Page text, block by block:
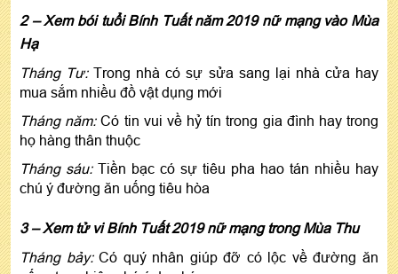
2 – Xem bói tuổi Bính Tuất năm 2019 nữ mạng vào Mùa
Hạ
Tháng Tư:Trong nhà có sự sửa sang lại nhà cửa hay
mua sắm nhiều đồ vật dụng mới
Tháng năm:Có tin vui về hỷ tín trong gia đình hay trong
họ hàng thân thuộc
Tháng sáu:Tiền bạc có sự tiêu pha hao tán nhiều hay
chú ý đường ăn uống tiêu hòa
3 – Xem tử vi Bính Tuất 2019 nữ mạng trong Mùa Thu
Tháng bảy:Có quý nhân giúp đỡ có lộc về đường ăn